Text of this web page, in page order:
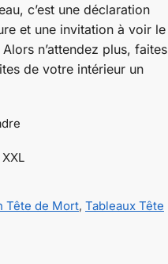
c’est une déclaration
et une invitation à voir le
n’attendez plus, faites
de votre intérieur un
Tête de Mort, Tableaux Tête